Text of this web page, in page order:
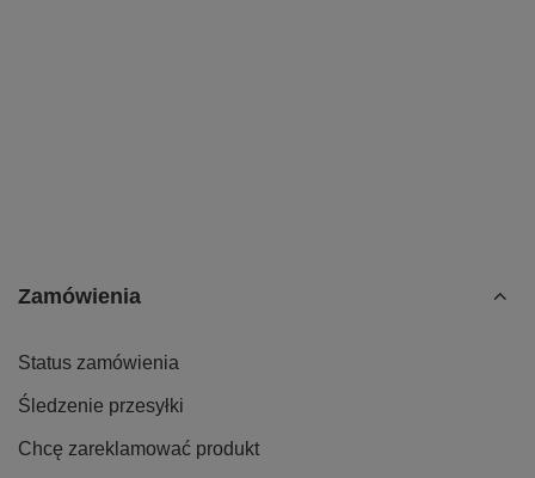
Zamówienia
Status zamówienia
Śledzenie przesyłki
Chcę zareklamować produkt